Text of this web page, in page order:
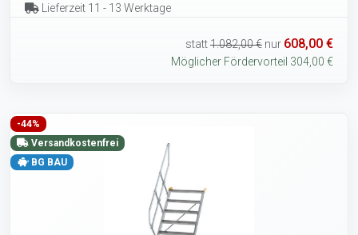
Lieferzeit 11 - 13 Werktage
statt1.082,00 € nur 608,00 €
Möglicher Fördervorteil 304,00 €
-44%
Versandkostenfrei
BG BAU